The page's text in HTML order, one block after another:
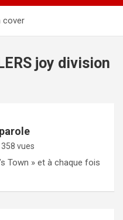
cover
joy division
vues
Town » et à chaque fois